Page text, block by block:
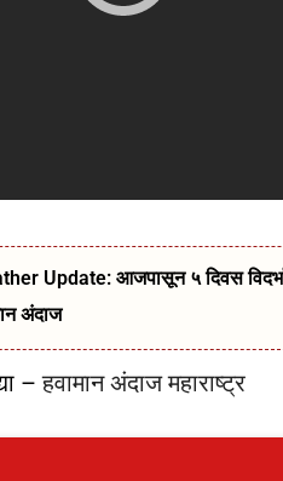
Update: आजपासून ५ दिवस
अंदाज
–हवामान अंदाज महाराष्ट्र